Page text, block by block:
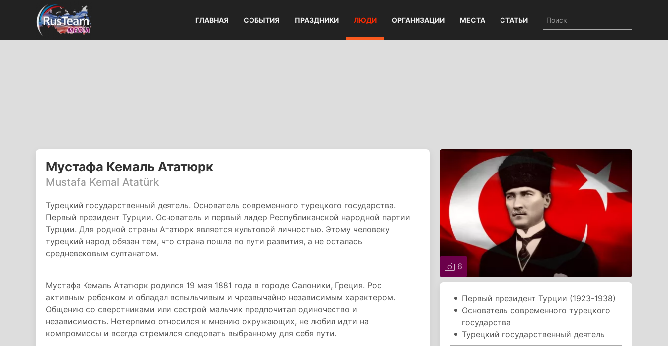
ГЛАВНАЯ СОБЫТИЯ ПРАЗДНИКИ ЛЮДИ ОРГАНИЗАЦИИ МЕСТА СТАТЬИ
Мустафа Кемаль Ататюрк
Mustafa Kemal Atatürk
Турецкий государственный деятель. Основатель современного турецкого государства.
Первый президент Турции. Основатель и первый лидер Республиканской народной партии
Турции. Для родной страны Ататюрк является культовой личностью. Этому человеку
турецкий народ обязан тем, что страна пошла по пути развития, а не осталась
средневековым султанатом.
Мустафа Кемаль Ататюрк родился 19 мая 1881 года в городе Салоники, Греция. Рос
активным ребенком и обладал вспыльчивым и чрезвычайно независимым характером.
Общению со сверстниками или сестрой мальчик предпочитал одиночество и
независимость. Нетерпимо относился к мнению окружающих, не любил идти на
компромиссы и всегда стремился следовать выбранному для себя пути.
6
Первый президент Турции (1923-1938)
Основатель современного турецкого
государства
Турецкий государственный деятель